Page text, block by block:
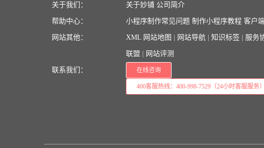
关于我们： 关于妙铺 公司简介
帮助中心： 小程序制作常见问题 制作小程序教程 客户
网站其他： XML 网站地图 | 网站导航 | 知识标签 | 服务
联盟 | 网站评测
联系我们： 在线咨询
400客服热线：400-998-7529（24小时客服服务